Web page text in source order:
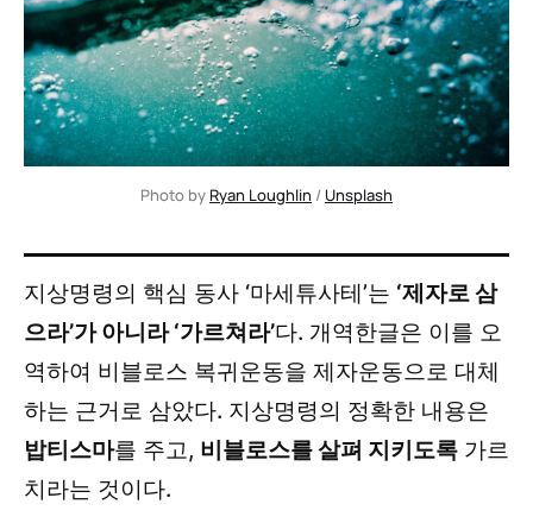
Photo by Ryan Loughlin / Unsplash
지상명령의 핵심 동사 ‘마세튜사테’는 ‘제자로 삼
으라’가 아니라 ‘가르쳐라’다. 개역한글은 이를 오
역하여 비블로스 복귀운동을 제자운동으로 대체
하는 근거로 삼았다. 지상명령의 정확한 내용은
밥티스마를 주고, 비블로스를 살펴 지키도록 가르
치라는 것이다.